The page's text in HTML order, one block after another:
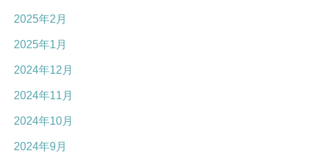
2025年2月
2025年1月
2024年12月
2024年11月
2024年10月
2024年9月